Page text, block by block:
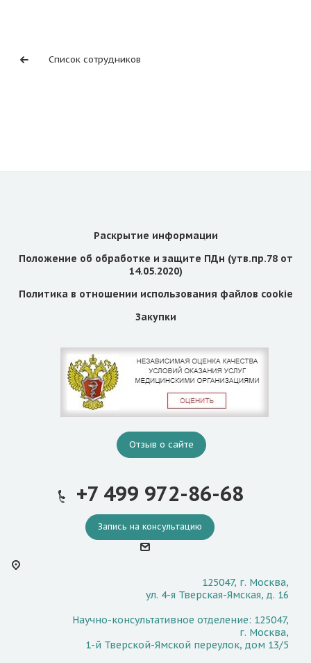
Список сотрудников
Раскрытие информации
Положение об обработке и защите ПДн (утв.пр.78 от
14.05.2020)
Политика в отношении использования файлов cookie
Закупки
Отзыв о сайте
+7 499 972-86-68
Запись на консультацию
125047, г. Москва,
ул. 4-я Тверская-Ямская, д. 16
Научно-консультативное отделение: 125047,
г. Москва,
1-й Тверской-Ямской переулок, дом 13/5